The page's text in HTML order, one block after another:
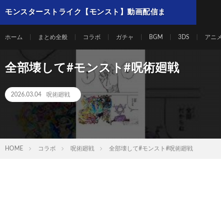
モンスターストライク【モンスト】動画配信ま
ホーム まとめ全般 コラボ ガチャ BGM 3DS アニ
全部壊して#モンスト#呪術廻戦
2026.03.04 呪術廻戦
HOME コラボ 呪術廻戦 全部壊して#モンスト#呪術廻戦